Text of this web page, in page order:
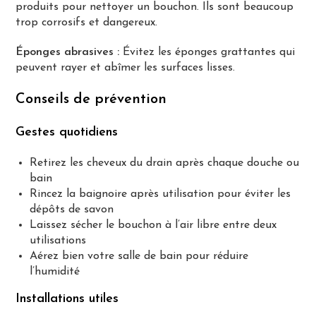
produits pour nettoyer un bouchon. Ils sont beaucoup
trop corrosifs et dangereux.
Éponges abrasives : Évitez les éponges grattantes qui
peuvent rayer et abîmer les surfaces lisses.
Conseils de prévention
Gestes quotidiens
Retirez les cheveux du drain après chaque douche ou
bain
Rincez la baignoire après utilisation pour éviter les
dépôts de savon
Laissez sécher le bouchon à l’air libre entre deux
utilisations
Aérez bien votre salle de bain pour réduire
l’humidité
Installations utiles